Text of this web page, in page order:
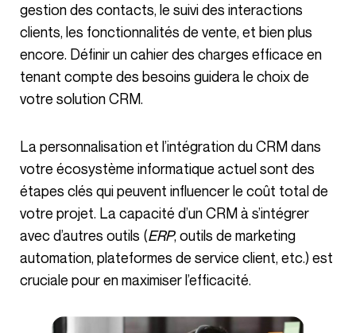
gestion des contacts, le suivi des interactions
clients, les fonctionnalités de vente, et bien plus
encore. Définir un cahier des charges efficace en
tenant compte des besoins guidera le choix de
votre solution CRM.
La personnalisation et l’intégration du CRM dans
votre écosystème informatique actuel sont des
étapes clés qui peuvent influencer le coût total de
votre projet. La capacité d’un CRM à s’intégrer
avec d’autres outils (ERP, outils de marketing
automation, plateformes de service client, etc.) est
cruciale pour en maximiser l’efficacité.